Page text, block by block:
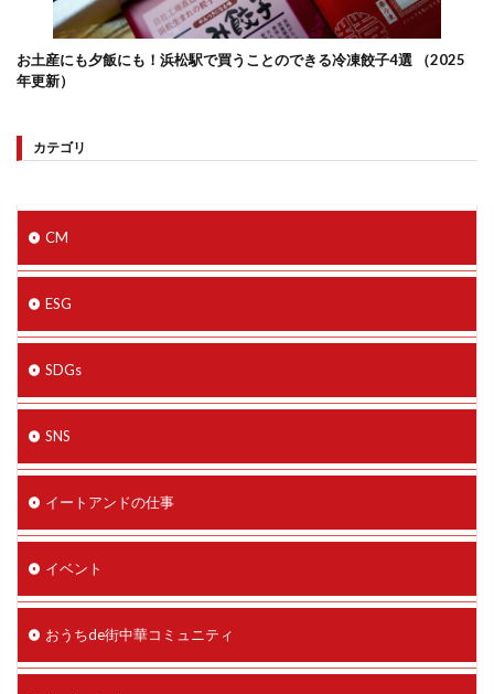
お土産にも夕飯にも！浜松駅で買うことのできる冷凍餃子4選 （2025
年更新）
カテゴリ
CM
ESG
SDGs
SNS
イートアンドの仕事
イベント
おうちde街中華コミュニティ